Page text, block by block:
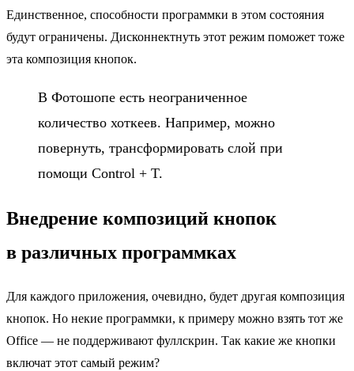
Единственное, способности программки в этом состояния
будут ограничены. Дисконнектнуть этот режим поможет тоже
эта композиция кнопок.
В Фотошопе есть неограниченное
количество хоткеев. Например, можно
повернуть, трансформировать слой при
помощи Control + T.
Внедрение композиций кнопок
в различных программках
Для каждого приложения, очевидно, будет другая композиция
кнопок. Но некие программки, к примеру можно взять тот же
Office — не поддерживают фуллскрин. Так какие же кнопки
включат этот самый режим?